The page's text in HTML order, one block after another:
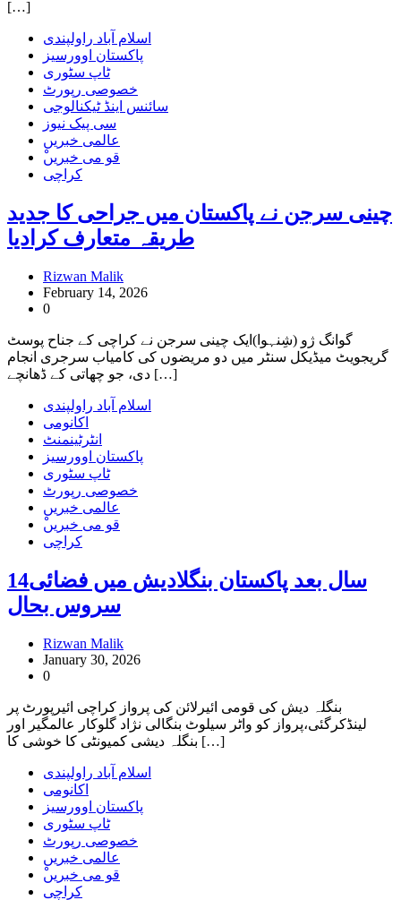
[…]
اسلام آباد راولپندی
پاکستان اوورسیز
ٹاپ سٹوری
خصوصی رپورٹ
سائنس اینڈ ٹیکنالوجی
سی پیک نیوز
عالمی خبریں
ْقو می خبریں
کراچی
چینی سرجن نے پاکستان میں جراحی کا جدید
طریقہ متعارف کرادیا
Rizwan Malik
February 14, 2026
0
گوانگ ژو (شِنہوا)ایک چینی سرجن نے کراچی کے جناح پوسٹ
گریجویٹ میڈیکل سنٹر میں دو مریضوں کی کامیاب سرجری انجام
دی، جو چھاتی کے ڈھانچے […]
اسلام آباد راولپندی
اکانومی
انٹرٹینمنٹ
پاکستان اوورسیز
ٹاپ سٹوری
خصوصی رپورٹ
عالمی خبریں
ْقو می خبریں
کراچی
14سال بعد پاکستان بنگلادیش میں فضائی
سروس بحال
Rizwan Malik
January 30, 2026
0
بنگلہ دیش کی قومی ائیرلائن کی پرواز کراچی ائیرپورٹ پر
لینڈکرگئی،پرواز کو واٹر سیلوٹ بنگالی نژاد گلوکار عالمگیر اور
بنگلہ دیشی کمیونٹی کا خوشی کا […]
اسلام آباد راولپندی
اکانومی
پاکستان اوورسیز
ٹاپ سٹوری
خصوصی رپورٹ
عالمی خبریں
ْقو می خبریں
کراچی